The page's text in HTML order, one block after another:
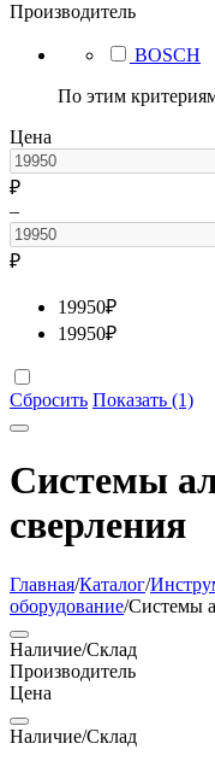
Производитель
BOSCH
По этим
Цена
₽
–
₽
19950₽
19950₽
Сбросить Показать (1)
Системы
сверления
Главная/Каталог/
оборудование/Системы
Наличие/Склад
Производитель
Цена
Наличие/Склад